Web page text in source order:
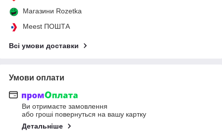
Магазини Rozetka
Meest ПОШТА
Всі умови доставки
Умови оплати
Ви отримаєте замовлення
або гроші повернуться на вашу картку
Детальніше